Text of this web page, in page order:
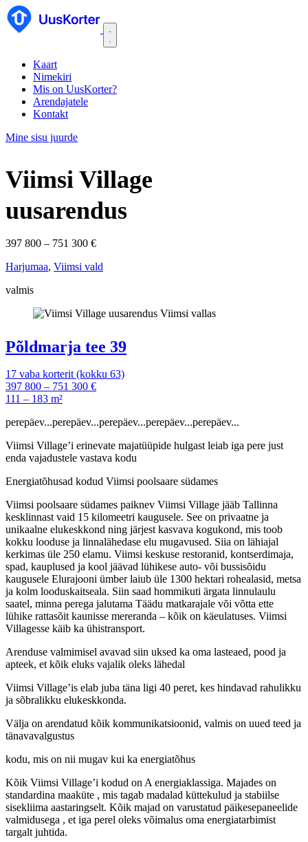
Kaart
Nimekiri
Mis on UusKorter?
Arendajatele
Kontakt
Mine sisu juurde
Viimsi Village
uusarendus
397 800 – 751 300 €
Harjumaa, Viimsi vald
valmis
Põldmarja tee 39
17 vaba korterit (kokku 63)
397 800 – 751 300 €
111 – 183 m²
perepäev...perepäev...perepäev...perepäev...perepäev...
Viimsi Village’i erinevate majatüüpide hulgast leiab iga pere just
enda vajadustele vastava kodu
Energiatõhusad kodud Viimsi poolsaare südames
Viimsi poolsaare südames paiknev Viimsi Village jääb Tallinna
kesklinnast vaid 15 kilomeetri kaugusele. See on privaatne ja
unikaalne elukeskkond ning järjest kasvava kogukond, mis toob
kokku looduse ja linnalähedase elu mugavused. Siia on lähiajal
kerkimas üle 250 elamu. Viimsi keskuse restoranid, kontserdimaja,
spad, kauplused ja kool jäävad lühikese auto- või bussisõidu
kaugusele Elurajooni ümber laiub üle 1300 hektari rohealasid, metsa
ja kolm looduskaitseala. Siin saad hommikuti ärgata linnulaulu
saatel, minna perega jalutama Täädu matkarajale või võtta ette
lühike rattasõit kaunisse mereranda – kõik on käeulatuses. Viimsi
Villagesse käib ka ühistransport.
Arenduse valmimisel avavad siin uksed ka oma lasteaed, pood ja
apteek, et kõik eluks vajalik oleks lähedal
Viimsi Village’is elab juba täna ligi 40 peret, kes hindavad rahulikku
ja sõbralikku elukeskkonda.
Välja on arendatud kõik kommunikatsioonid, valmis on uued teed ja
tänavavalgustus
kodu, mis on nii mugav kui ka energiatõhus
Kõik Viimsi Village’i kodud on A energiaklassiga. Majades on
standardina maaküte , mis tagab madalad küttekulud ja stabiilse
sisekliima aastaringselt. Kõik majad on varustatud päikesepaneelide
valmidusega , et iga perel oleks võimalus oma energiatarbimist
targalt juhtida.